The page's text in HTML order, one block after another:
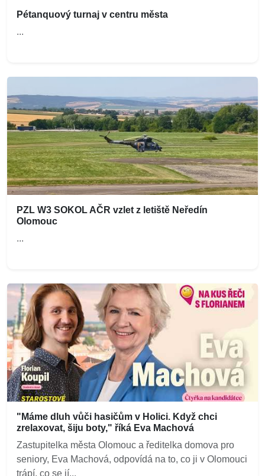
Pétanquový turnaj v centru města
...
PZL W3 SOKOL AČR vzlet z letiště Neředín
Olomouc
...
"Máme dluh vůči hasičům v Holici. Když chci
zrelaxovat, šiju boty," říká Eva Machová
Zastupitelka města Olomouc a ředitelka domova pro
seniory, Eva Machová, odpovídá na to, co ji v Olomouci
trápí, co se jí...